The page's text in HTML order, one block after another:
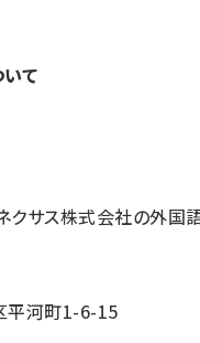
て
ネクサス株式会社の外国
河町1-6-15